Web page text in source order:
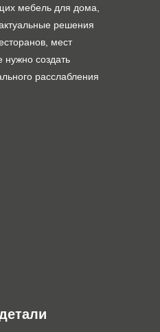
мебель для дома,
решения
мест
создать
расслабления